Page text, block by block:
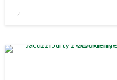
Opublikowane